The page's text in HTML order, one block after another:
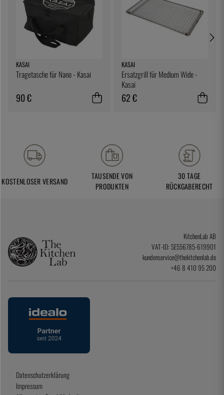
KASAI
Tragetasche für Nano - Kasai
90 €
KASAI
Ersatzgrill für Medium Wide -
Kasai
62 €
KOSTENLOSER VERSAND
TAUSENDE VON
PRODUKTEN
30 TAGE
RÜCKGABERECHT
KitchenLab AB
VAT-ID: SE556785-619901
kundenservice@thekitchenlab.de
+46 8 410 95 200
Datenschutzerklärung
Impressum